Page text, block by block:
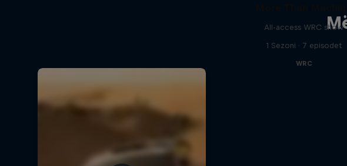
All-access WRC show
1 Sezoni · 7 episodet
WRC